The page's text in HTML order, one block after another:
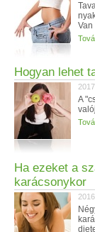
Van
Hogyan lehet
A
Ha ezeket a
karácsonykor